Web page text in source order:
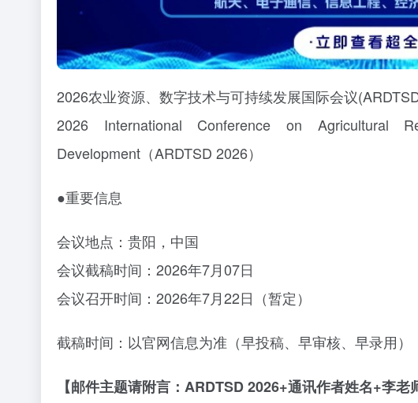
2026农业资源、数字技术与可持续发展国际会议
2026 International Conference on Agricultural
Development（ARDTSD 2026）
●重要信息
会议地点：贵阳，中国
会议截稿时间： 2026年7月07日
会议召开时间： 2026年7月22日（暂定）
截稿时间：以官网信息为准（早投稿、早审核、早录用）
【邮件主题请附言：ARDTSD 2026+通讯作者姓名+李老